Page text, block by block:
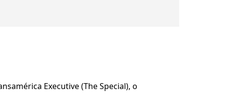
Executive (The Special), o